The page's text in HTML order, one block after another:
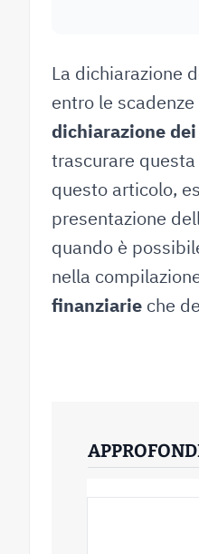
La dichiarazione
entro le
dichiarazione
trascurare
questo articolo,
presentazione
quando è
nella
finanziarie che